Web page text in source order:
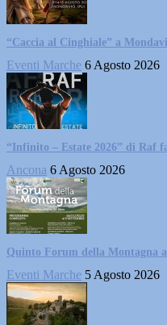
“Caccia al Cinghiale” a
Eventi Marche 6 Agosto 2026
“Infinito – Estate 2026” di Raf
Ancona 6 Agosto 2026
Quinto Forum della Montagna
Eventi Marche 5 Agosto 2026